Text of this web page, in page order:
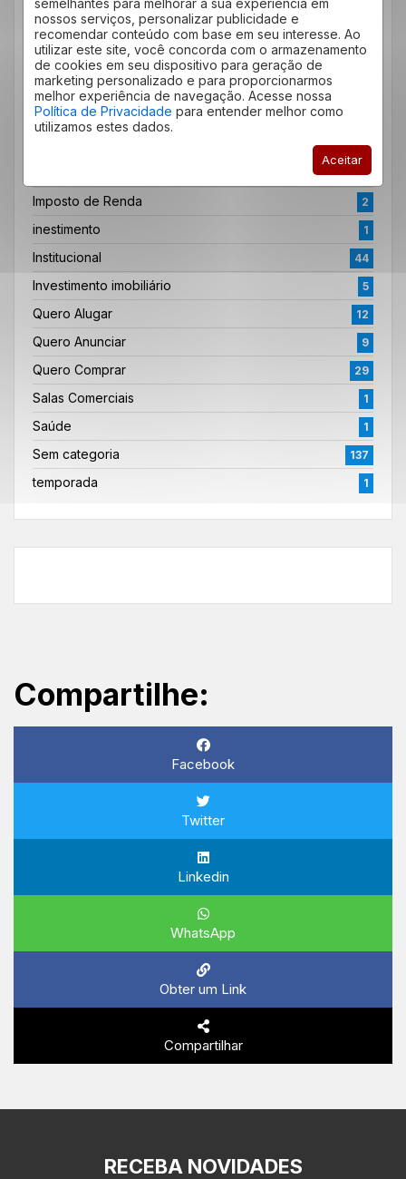
semelhantes para melhorar a sua experiência em
nossos serviços, personalizar publicidade e
recomendar conteúdo com base em seu interesse. Ao
utilizar este site, você concorda com o armazenamento
de cookies em seu dispositivo para geração de
marketing personalizado e para proporcionarmos
melhor experiência de navegação. Acesse nossa
Política de Privacidade para entender melhor como
utilizamos estes dados.
Aceitar
corretor de imóveis
Dicas 61
Dicas do Bairro
educação
Empreendimento
1
12
Imposto de Renda 2
inestimento 1
Institucional 44
Investimento imobiliário 5
Quero Alugar 12
Quero Anunciar 9
Quero Comprar 29
Salas Comerciais 1
Saúde 1
Sem categoria 137
temporada 1
Compartilhe:
Facebook
Twitter
Linkedin
WhatsApp
Obter um Link
Compartilhar
RECEBA NOVIDADES